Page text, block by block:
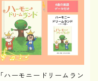
「ハーモニードリームラン